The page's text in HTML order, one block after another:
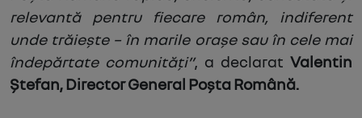
relevantă pentru fiecare român, indiferent
unde trăiește – în marile orașe sau în cele mai
îndepărtate comunități”, a declarat Valentin
Ștefan, Director General Poșta Română.